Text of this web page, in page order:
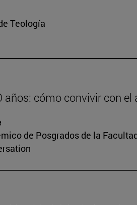
Teología
cómo convivir con
de Posgrados de la